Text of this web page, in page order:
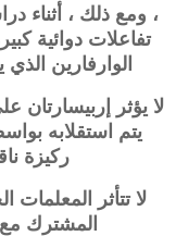
، ومع ذلك ، أثناء
تفاعلات دوائية
الوارفارين
لا يؤثر
إربيسارتان
ركيزة
لا تتأثر المعلمات
المشترك مع